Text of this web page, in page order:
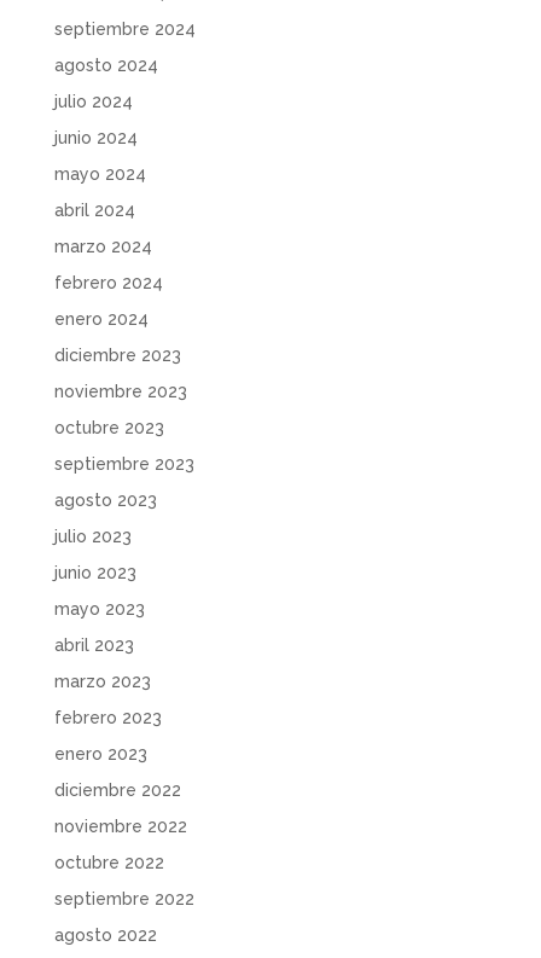
septiembre 2024
agosto 2024
julio 2024
junio 2024
mayo 2024
abril 2024
marzo 2024
febrero 2024
enero 2024
diciembre 2023
noviembre 2023
octubre 2023
septiembre 2023
agosto 2023
julio 2023
junio 2023
mayo 2023
abril 2023
marzo 2023
febrero 2023
enero 2023
diciembre 2022
noviembre 2022
octubre 2022
septiembre 2022
agosto 2022